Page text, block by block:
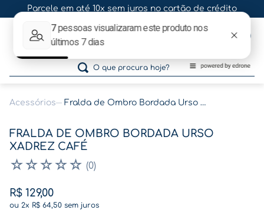
Parcele em até 10x sem juros no cartão de crédito
O que procura hoje?
1º gestante
2 café
º
Acessórios Fralda de Ombro Bordada Urso Xadrez Café
FRALDA DE OMBRO BORDADA URSO
XADREZ CAFÉ
☆☆☆☆☆ (0)
R$ 129,00
ou 2x R$ 64,50 sem juros